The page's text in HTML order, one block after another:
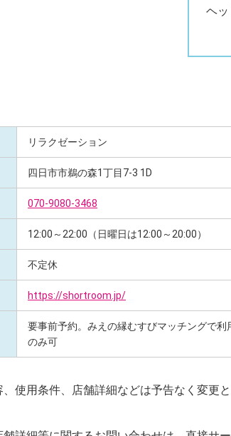
ヘ
リラクゼーション
四日市市鵜の森1丁目7-3 1D
070-9080-3468
12:00～22:00（日曜日は12:00～20:00）
不定休
https://shortroom.jp/
要事前予約。みえの縁むすびマッチングで
のみ可
使用条件、店舗詳細などは予告なく変更